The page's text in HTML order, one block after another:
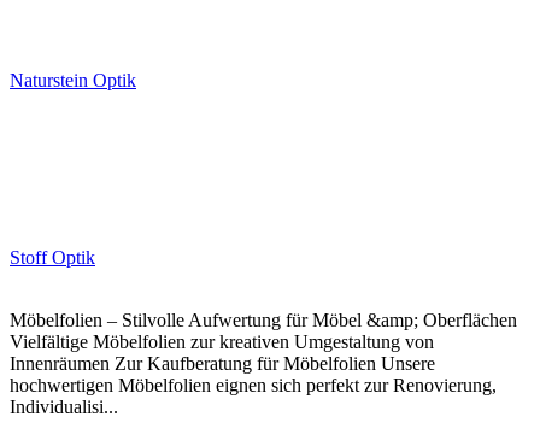
Naturstein Optik
Stoff Optik
Möbelfolien – Stilvolle Aufwertung für Möbel &amp; Oberflächen
Vielfältige Möbelfolien zur kreativen Umgestaltung von
Innenräumen Zur Kaufberatung für Möbelfolien Unsere
hochwertigen Möbelfolien eignen sich perfekt zur Renovierung,
Individualisi...